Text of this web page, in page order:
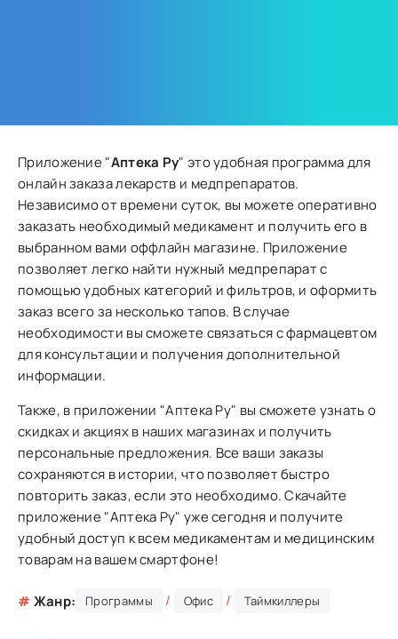
Приложение "Аптека Ру" это удобная программа для
онлайн заказа лекарств и медпрепаратов.
Независимо от времени суток, вы можете оперативно
заказать необходимый медикамент и получить его в
выбранном вами оффлайн магазине. Приложение
позволяет легко найти нужный медпрепарат с
помощью удобных категорий и фильтров, и оформить
заказ всего за несколько тапов. В случае
необходимости вы сможете связаться с фармацевтом
для консультации и получения дополнительной
информации.
Также, в приложении "Аптека Ру" вы сможете узнать о
скидках и акциях в наших магазинах и получить
персональные предложения. Все ваши заказы
сохраняются в истории, что позволяет быстро
повторить заказ, если это необходимо. Скачайте
приложение "Аптека Ру" уже сегодня и получите
удобный доступ к всем медикаментам и медицинским
товарам на вашем смартфоне!
# Жанр: Программы / Офис / Таймкиллеры